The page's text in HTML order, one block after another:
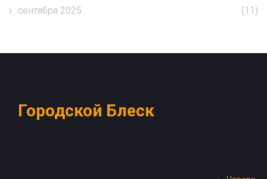
сентября 2025
(11)
Городской Блеск